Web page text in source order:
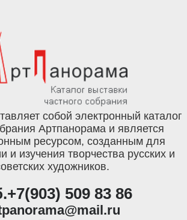
собой электронный каталог
Артпанорама и является
ресурсом, созданным для
и изучения творчества русских и
художников.
509 83 86